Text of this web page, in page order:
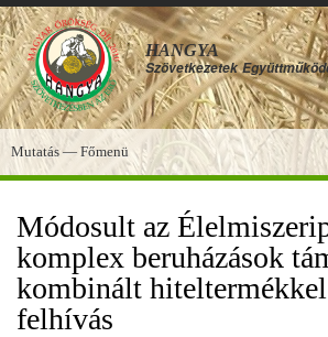
Ugrás
a
tartalomra
HANGYA
Szövetkezetek
Főmenü
Mutatás — Főmenü
Módosult az
komplex beruházások
kombinált
felhívás